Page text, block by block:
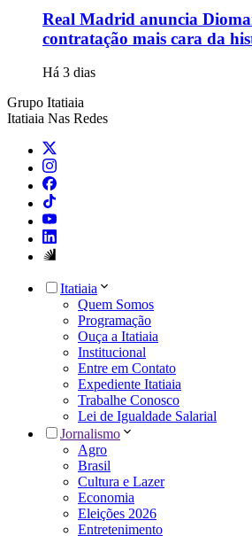
Real Madrid anuncia
contratação mais cara da
Há 3 dias
Grupo Itatiaia
Itatiaia Nas Redes
Itatiaia
Quem Somos
Programação
Ouça a Itatiaia
Institucional
Entre em Contato
Expediente Itatiaia
Trabalhe Conosco
Lei de Igualdade Salarial
Jornalismo
Agro
Brasil
Cultura e Lazer
Economia
Eleições 2026
Entretenimento